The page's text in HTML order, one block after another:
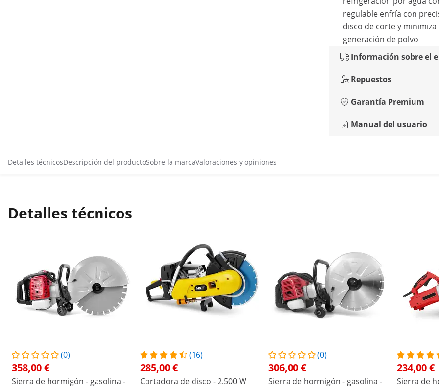
regulable enfría con
disco de corte y minimiza
generación de polvo
Información sobre el
Repuestos
Garantía Premium
Manual del usuario
Detalles técnicosDescripción del productoSobre la marcaValoraciones y opiniones
Detalles técnicos
(0)
358,00 €
Sierra de hormigón - gasolina -
(16)
285,00 €
Cortadora de disco - 2.500 W
(0)
306,00 €
Sierra de hormigón - gasolina -
234,00 €
Sierra de